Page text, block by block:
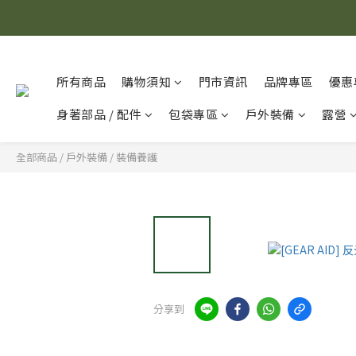
所有商品 購物須知 門市資訊 品牌專區
優
身著部品 / 配件
包袋專區 戶外裝備 露營
全部商品 / 戶外裝備 / 裝備養護
分享到